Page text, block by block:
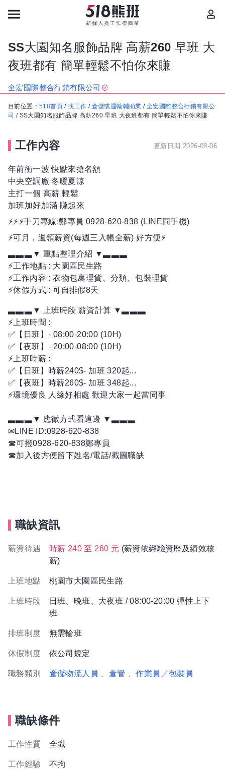
SS大園知名服飾品牌 高薪260 早班 大
夜班都有 簡單輕鬆不怕你來賺
全宏國際整合行銷有限公司
目前位置： 518首頁 /找工作 / 倉儲或運輸輔助業 /全宏國際整合行銷有限公
司 / SS大園知名服飾品牌 高薪260 早班 大夜班都有 簡單輕鬆不怕你來賺
工作內容 更新日期:2026-08-06
年前衝一波 快點來搶名額
中央空調廠 冬暖夏涼
主打一個 高薪 輕鬆
加班加好加滿 賺起來
⚡⚡⚡手刀專線:鄭專員 0928-620-838 (LINE同手機)
⚡可月，週領薪資(每週三入帳全薪) 好方便⚡
▃▃▃▼ 重點整理介紹 ▼▃▃▃
⚡工作地點 : 大園區民生路
⚡工作內容 : 衣物包裹理貨、分類、包裝理貨
⚡休假方式 : 可自排假8天
▃▃▃▼ 上班時段 薪資計算 ▼▃▃▃
⚡上班時間 :
✅【日班】- 08:00-20:00 (10H)
✅【夜班】- 20:00-08:00 (10H)
⚡上班時薪 :
✅【日班】時薪240$- 加班 320起...
✅【夜班】時薪260$- 加班 348起...
⚡環境優良 人緣好相處 歡迎大家一起當同事
▃▃▃▼ 應徵方式看這邊 ▼▃▃▃
✉LINE ID:0928-620-838
☎可撥0928-620-838鄭專員
☎加入後方便留下姓名/電話/截圖職缺
職缺資訊
薪資待遇 時薪 240 至 260 元 (薪資依經驗資歷及績效核
薪)
上班地點 桃園市大園區民生路
上班時段
日班、晚班、大夜班 / 08:00-20:00 彈性上下
班
排班制度 無需輪班
休假制度 依公司規定
職務類別 倉儲物流人員 、倉管 、作業員／包裝員
職缺條件
工作性質 全職
工作經驗 不拘